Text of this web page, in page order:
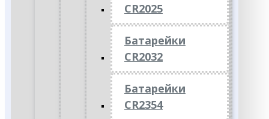
CR2025
Батарейки
CR2032
Батарейки
CR2354